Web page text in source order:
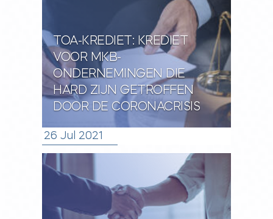
TOA-KREDIET: KREDIET
VOOR MKB-
ONDERNEMINGEN DIE
HARD ZIJN GETROFFEN
DOOR DE CORONACRISIS
26 Jul 2021